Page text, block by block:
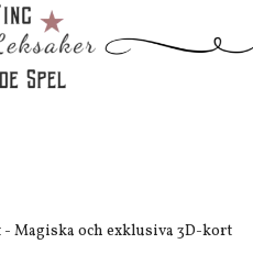
Magiska och exklusiva 3D-kort